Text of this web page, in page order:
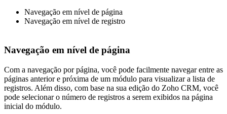
Navegação em nível de página
Navegação em nível de registro
Navegação em nível de página
Com a navegação por página, você pode facilmente navegar entre as
páginas anterior e próxima de um módulo para visualizar a lista de
registros. Além disso, com base na sua edição do Zoho CRM, você
pode selecionar o número de registros a serem exibidos na página
inicial do módulo.